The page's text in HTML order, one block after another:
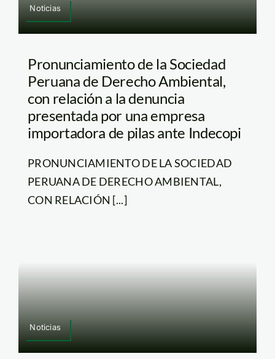
Noticias
Pronunciamiento de la Sociedad
Peruana de Derecho Ambiental,
con relación a la denuncia
presentada por una empresa
importadora de pilas ante Indecopi
PRONUNCIAMIENTO DE LA SOCIEDAD
PERUANA DE DERECHO AMBIENTAL,
CON RELACIÓN [...]
Noticias